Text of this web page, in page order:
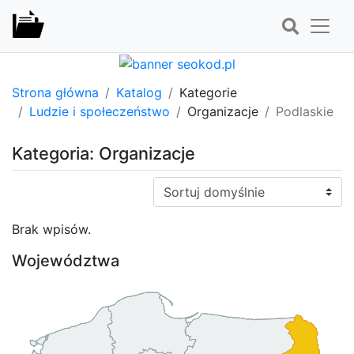
Strona główna Katalog
Kategorie
Ludzie i społeczeństwo
Organizacje Podlaskie
Kategoria: Organizacje
Sortuj:
Brak wpisów.
Województwa